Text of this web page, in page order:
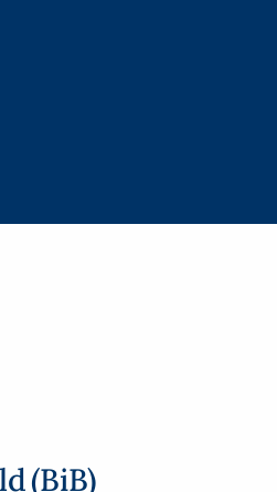
(BiB)